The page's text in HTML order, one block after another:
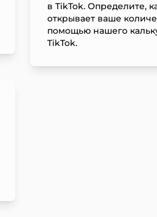
в TikTok. Определите,
открывает ваше
помощью нашего
TikTok.